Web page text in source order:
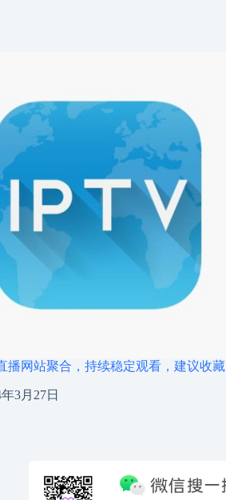
播网站聚合，持续稳定观看，建议收藏
3月27日